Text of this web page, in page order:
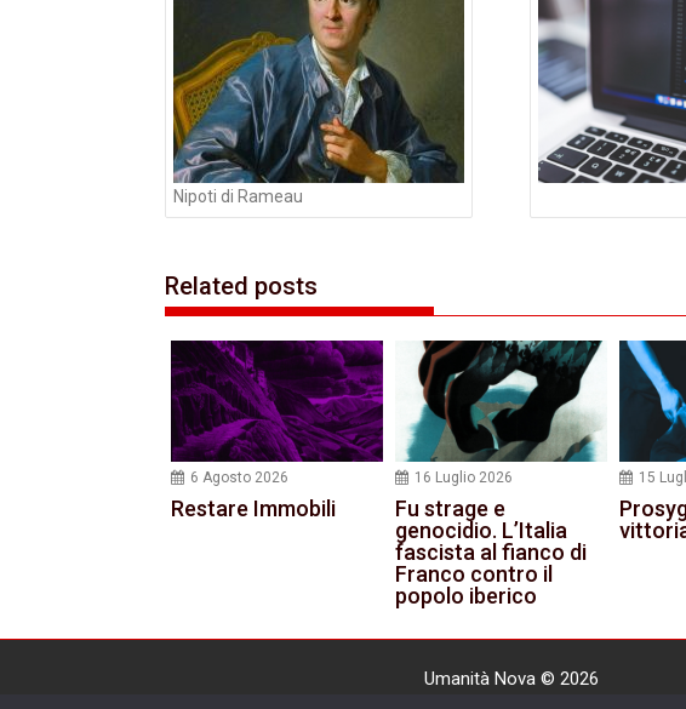
Nipoti di Rameau
Related posts
6 Agosto 2026
Restare Immobili
16 Luglio 2026
Fu strage e
genocidio. L’Italia
fascista al fianco di
Franco contro il
popolo iberico
15
Umanità Nova © 2026